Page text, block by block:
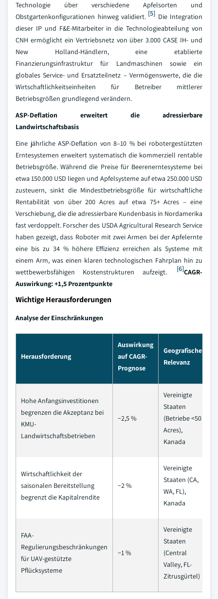
Technologie über verschiedene Apfelsorten und
Obstgartenkonfigurationen hinweg validiert. [5] Die Integration
dieser IP und F&E-Mitarbeiter in die Technologieabteilung von
CNH ermöglicht ein Vertriebsnetz von über 3.000 CASE IH- und
New Holland-Händlern, eine etablierte
Finanzierungsinfrastruktur für Landmaschinen sowie ein
globales Service- und Ersatzteilnetz – Vermögenswerte, die die
Wirtschaftlichkeitseinheiten für Betreiber mittlerer
Betriebsgrößen grundlegend verändern.
ASP-Deflation erweitert die adressierbare
Landwirtschaftsbasis
Eine jährliche ASP-Deflation von 8–10 % bei robotergestützten
Erntesystemen erweitert systematisch die kommerziell rentable
Betriebsgröße. Während die Preise für Beerenerntesysteme bei
etwa 150.000 USD liegen und Apfelsysteme auf etwa 250.000 USD
zusteuern, sinkt die Mindestbetriebsgröße für wirtschaftliche
Rentabilität von über 200 Acres auf etwa 75+ Acres – eine
Verschiebung, die die adressierbare Kundenbasis in Nordamerika
fast verdoppelt. Forscher des USDA Agricultural Research Service
haben gezeigt, dass Roboter mit zwei Armen bei der Apfelernte
eine bis zu 34 % höhere Effizienz erreichen als Systeme mit
einem Arm, was einen klaren technologischen Fahrplan hin zu
wettbewerbsfähigen Kostenstrukturen aufzeigt.
[6]CAGR-
Auswirkung: +1,5 Prozentpunkte
Wichtige Herausforderungen
Analyse der Einschränkungen
Herausforderung
Auswirkung
auf CAGR-
Prognose
Geografische
Relevanz
Hohe Anfangsinvestitionen
begrenzen die Akzeptanz bei
KMU-
Landwirtschaftsbetrieben
−2,5 %
Vereinigte
Staaten
(Betriebe <50
Acres),
Kanada
Wirtschaftlichkeit der
saisonalen Bereitstellung
begrenzt die Kapitalrendite
−2 %
Vereinigte
Staaten (CA,
WA, FL),
Kanada
FAA-
Regulierungsbeschränkungen
für UAV-gestützte
Pflücksysteme
−1 %
Vereinigte
Staaten
(Central
Valley, FL-
Zitrusgürtel)